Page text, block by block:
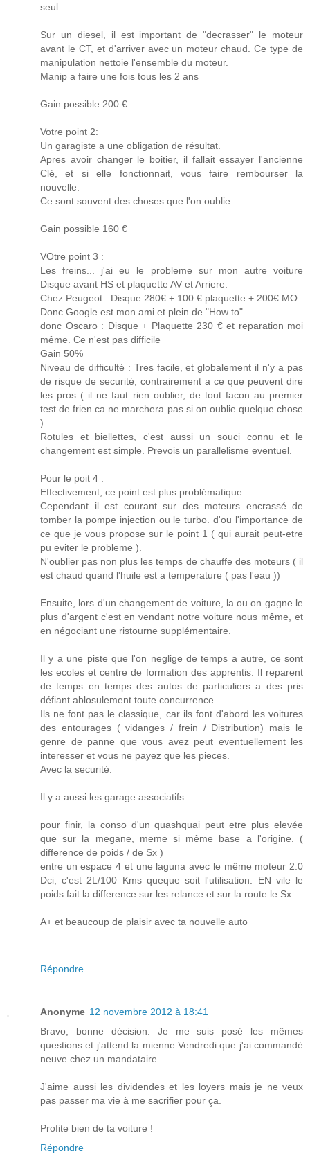
seul.
Sur un diesel, il est important de "decrasser" le moteur
avant le CT, et d'arriver avec un moteur chaud. Ce type de
manipulation nettoie l'ensemble du moteur.
Manip a faire une fois tous les 2 ans
Gain possible 200 €
Votre point 2:
Un garagiste a une obligation de résultat.
Apres avoir changer le boitier, il fallait essayer l'ancienne
Clé, et si elle fonctionnait, vous faire rembourser la
nouvelle.
Ce sont souvent des choses que l'on oublie
Gain possible 160 €
VOtre point 3 :
Les freins... j'ai eu le probleme sur mon autre voiture
Disque avant HS et plaquette AV et Arriere.
Chez Peugeot : Disque 280€ + 100 € plaquette + 200€ MO.
Donc Google est mon ami et plein de "How to"
donc Oscaro : Disque + Plaquette 230 € et reparation moi
même. Ce n'est pas difficile
Gain 50%
Niveau de difficulté : Tres facile, et globalement il n'y a pas
de risque de securité, contrairement a ce que peuvent dire
les pros ( il ne faut rien oublier, de tout facon au premier
test de frien ca ne marchera pas si on oublie quelque chose
)
Rotules et biellettes, c'est aussi un souci connu et le
changement est simple. Prevois un parallelisme eventuel.
Pour le poit 4 :
Effectivement, ce point est plus problématique
Cependant il est courant sur des moteurs encrassé de
tomber la pompe injection ou le turbo. d'ou l'importance de
ce que je vous propose sur le point 1 ( qui aurait peut-etre
pu eviter le probleme ).
N'oublier pas non plus les temps de chauffe des moteurs ( il
est chaud quand l'huile est a temperature ( pas l'eau ))
Ensuite, lors d'un changement de voiture, la ou on gagne le
plus d'argent c'est en vendant notre voiture nous même, et
en négociant une ristourne supplémentaire.
Il y a une piste que l'on neglige de temps a autre, ce sont
les ecoles et centre de formation des apprentis. Il reparent
de temps en temps des autos de particuliers a des pris
défiant ablosulement toute concurrence.
Ils ne font pas le classique, car ils font d'abord les voitures
des entourages ( vidanges / frein / Distribution) mais le
genre de panne que vous avez peut eventuellement les
interesser et vous ne payez que les pieces.
Avec la securité.
Il y a aussi les garage associatifs.
pour finir, la conso d'un quashquai peut etre plus elevée
que sur la megane, meme si même base a l'origine. (
difference de poids / de Sx )
entre un espace 4 et une laguna avec le même moteur 2.0
Dci, c'est 2L/100 Kms queque soit l'utilisation. EN vile le
poids fait la difference sur les relance et sur la route le Sx
A+ et beaucoup de plaisir avec ta nouvelle auto
Répondre
Anonyme 12 novembre 2012 à 18:41
Bravo, bonne décision. Je me suis posé les mêmes
questions et j'attend la mienne Vendredi que j'ai commandé
neuve chez un mandataire.
J'aime aussi les dividendes et les loyers mais je ne veux
pas passer ma vie à me sacrifier pour ça.
Profite bien de ta voiture !
Répondre